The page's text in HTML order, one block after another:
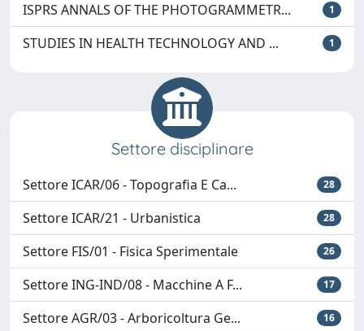
ISPRS ANNALS OF THE PHOTOGRAMMETR... 1
STUDIES IN HEALTH TECHNOLOGY AND ... 1
Settore disciplinare
Settore ICAR/06 - Topografia E Ca... 28
Settore ICAR/21 - Urbanistica 28
Settore FIS/01 - Fisica Sperimentale 26
Settore ING-IND/08 - Macchine A F... 17
Settore AGR/03 - Arboricoltura Ge... 16